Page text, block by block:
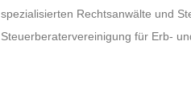
spezialisierten Rechtsanwälte und
Steuerberatervereinigung für Erb-